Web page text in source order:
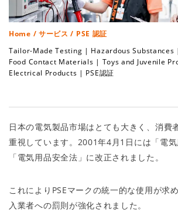
Home / サービス / PSE 認証
Tailor-Made Testing | Hazardous Substances |
Food Contact Materials | Toys and Juvenile
Electrical Products | PSE認証
日本の電気製品市場はとても大きく、消費
重視しています。2001年4月1日には「電
「電気用品安全法」に改正されました。
これによりPSEマークの統一的な使用が求
入業者への罰則が強化されました。